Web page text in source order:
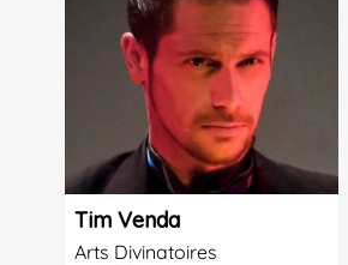
Tim Venda
Arts Divinatoires